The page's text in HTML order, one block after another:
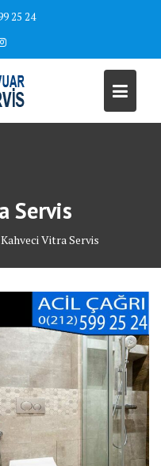
25 24
Servis
Vitra Servis